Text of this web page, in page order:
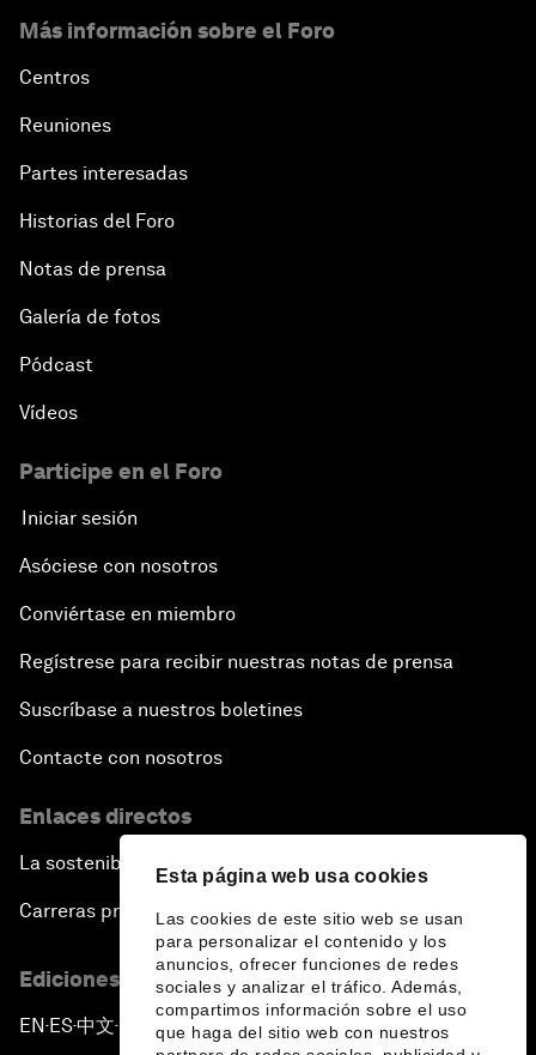
Esta página web usa cookies
Las cookies de este sitio web se usan
para personalizar el contenido y los
anuncios, ofrecer funciones de redes
sociales y analizar el tráfico. Además,
compartimos información sobre el uso
que haga del sitio web con nuestros
Más información sobre el Foro
Centros
Reuniones
Partes interesadas
Historias del Foro
Notas de prensa
Galería de fotos
Pódcast
Vídeos
Participe en el Foro
Iniciar sesión
Asóciese con nosotros
Conviértase en miembro
Regístrese para recibir nuestras notas de prensa
Suscríbase a nuestros boletines
Contacte con nosotros
Enlaces directos
La sostenibilidad en el Foro
Carreras profesionales
Ediciones en otros idiomas
EN ▪ES▪中文▪ 日本語